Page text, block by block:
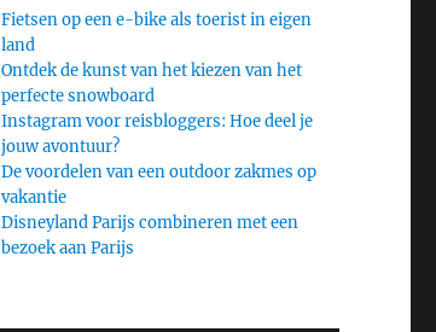
Fietsen op een e-bike als toerist in eigen
land
Ontdek de kunst van het kiezen van het
perfecte snowboard
Instagram voor reisbloggers: Hoe deel je
jouw avontuur?
De voordelen van een outdoor zakmes op
vakantie
Disneyland Parijs combineren met een
bezoek aan Parijs